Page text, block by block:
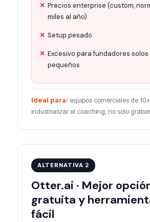
Precios enterprise (custom,
miles al año)
Setup pesado
Excesivo para fundadores
pequeños
Ideal para: equipos comerciales de
industrializar el coaching, no solo
ALTERNATIVA 2
Otter.ai · Mejor
gratuita y
fácil